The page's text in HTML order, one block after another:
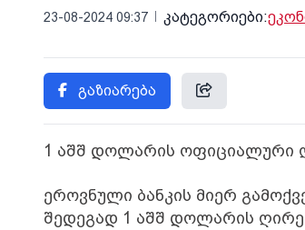
23-08-2024 09:37 კატეგორიები:
გაზიარება
1 აშშ დოლარის ოფიციალური
ეროვნული ბანკის მიერ
შედეგად 1 აშშ დოლარის